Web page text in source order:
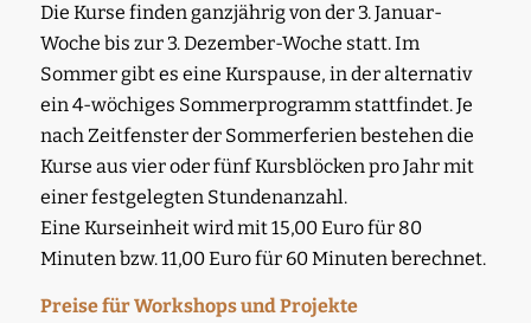
Die Kurse finden ganzjährig von der 3. Januar-
Woche bis zur 3. Dezember-Woche statt. Im
Sommer gibt es eine Kurspause, in der alternativ
ein 4-wöchiges Sommerprogramm stattfindet. Je
nach Zeitfenster der Sommerferien bestehen die
Kurse aus vier oder fünf Kursblöcken pro Jahr mit
einer festgelegten Stundenanzahl.
Eine Kurseinheit wird mit 15,00 Euro für 80
Minuten bzw. 11,00 Euro für 60 Minuten berechnet.
Preise für Workshops und Projekte